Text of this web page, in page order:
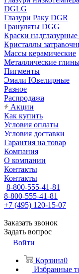
DGLG
Глазури Раку DGR
Грануляты DGG
Краски
Кристаллы
Массы керамические
Металлические
Пигменты
Эмали Ювелирные
Разное
Распродажа
Акции
Как купить
Условия оплаты
Условия доставки
Гарантия на товар
Компания
О компании
Контакты
Контакты
8-800-555-41-81
8-800-555-41-81
+7 (495) 120-15-07
Заказать звонок
Задать вопрос
Войти
Корзина0
Избранные